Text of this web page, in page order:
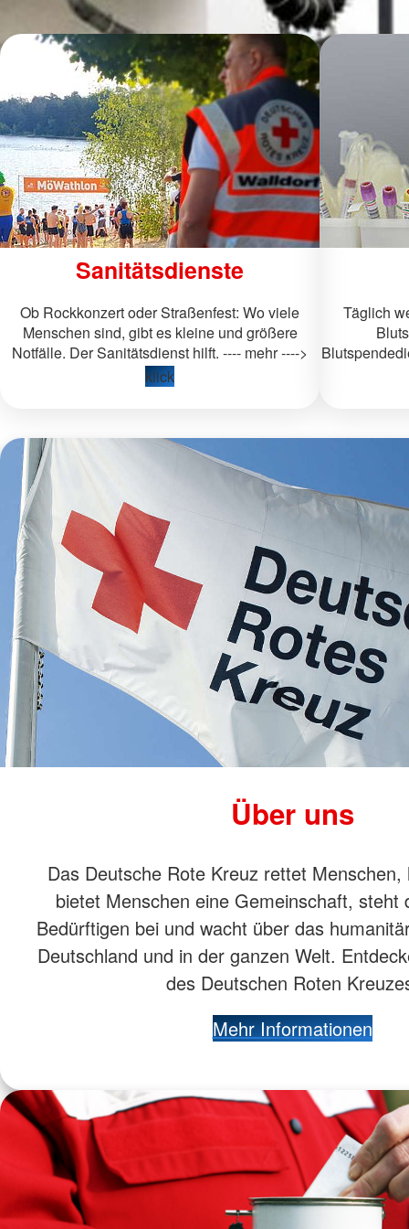
Sanitätsdienste
Ob Rockkonzert oder Straßenfest: Wo viele
Menschen sind, gibt es kleine und größere
Notfälle. Der Sanitätsdienst hilft. ---- mehr ---->
klick
Täglich
Über uns
Das Deutsche Rote Kreuz rettet Menschen,
bietet Menschen eine Gemeinschaft, steht
Bedürftigen bei und wacht über das
Deutschland und in der ganzen Welt.
des Deutschen Roten
Mehr Informationen